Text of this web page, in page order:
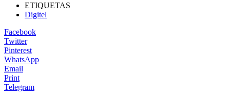
ETIQUETAS
Digitel
Facebook
Twitter
Pinterest
WhatsApp
Email
Print
Telegram